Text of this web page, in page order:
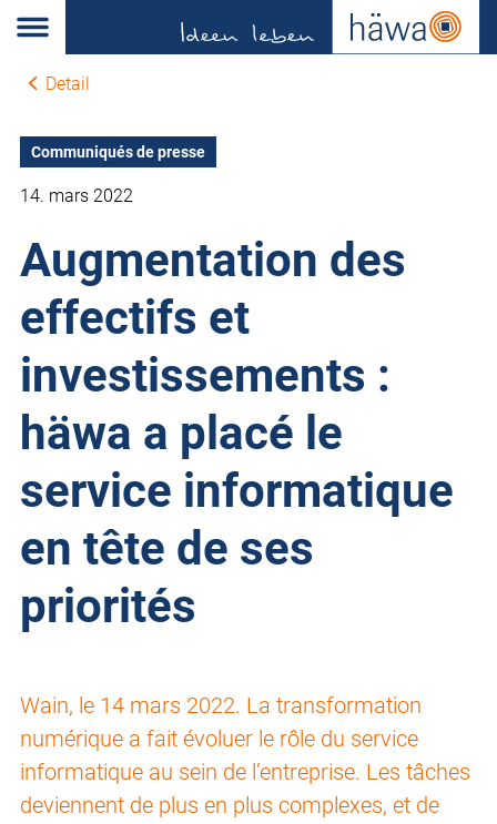
Detail
Communiqués de presse
14. mars 2022
Augmentation des
effectifs et
investissements :
häwa a placé le
service informatique
en tête de ses
priorités
Wain, le 14 mars 2022. La transformation
numérique a fait évoluer le rôle du service
informatique au sein de l’entreprise. Les tâches
deviennent de plus en plus complexes, et de